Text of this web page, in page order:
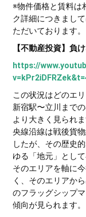
※物件価格と賃料は
ク詳細につきまし
ただいております。
【不動産投資】負
https://
この状況はどのエ
新宿駅〜立川まで
より大きく見られ
央線沿線は戦後貨
したが、その歴史
ゆる「地元」とし
そのエリアを軸に
く、そのエリアか
のフラッグシップ
傾向が見られます。